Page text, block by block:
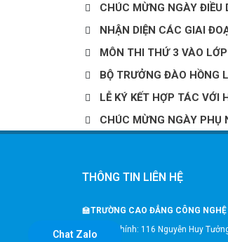
CHÚC MỪNG NGÀY
NHẬN DIỆN CÁC GIAI
MÔN THI THỨ 3 VÀO
BỘ TRƯỞNG ĐÀO HỒNG
LỄ KÝ KẾT HỢP TÁC VỚI
CHÚC MỪNG NGÀY PHỤ
THÔNG TIN LIÊN HỆ
🏫TRƯỜNG CAO ĐẲNG CÔNG
🎗️Trụ sở chính: 116 Nguyễn Huy
Chat Zalo